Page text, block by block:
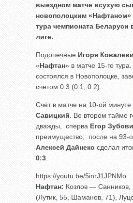
выездном матче всухую
новополоцким «Нафтаном»
тура чемпионата
лиге.
Подопечные Игоря
«Нафтан» в матче 15-го
состоялся в Новополоцке,
счетом 0:3 (0:1, 0:2).
Счёт в матче на 10-ой минуте
Савицкий . Во втором тайме
дважды, сперва Егор
преимущество, после на 93-
Алексей Дайнеко сделал
0:3
https://youtu.be/5inrJ1JPNMo
Нафтан: Козлов — Санников,
(Лутик, 55, Шаманов, 71),